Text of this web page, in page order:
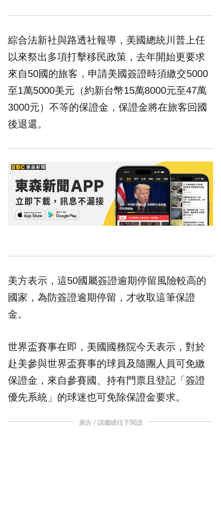
綜合法新社與路透社報導，美國總統川普上任
以來祭出多項打擊移民政策，去年開始更要求
來自50國的旅客，申請美國簽證時須繳交5000
至1萬5000美元（約新台幣15萬8000元至47萬
3000元）不等的保證金，保證金將在旅客回國
後退還。
美方表示，這50國屬簽證逾期停留風險較高的
國家，為防簽證逾期停留，才收取這筆保證
金。
世界盃賽事在即，美國國務院今天表示，對於
赴美參與世界盃賽事的球員及隨團人員可免繳
保證金，來自參賽國、持有門票且登記「簽證
優先系統」的球迷也可免除保證金要求。
廣告 / 請繼續往下閱讀